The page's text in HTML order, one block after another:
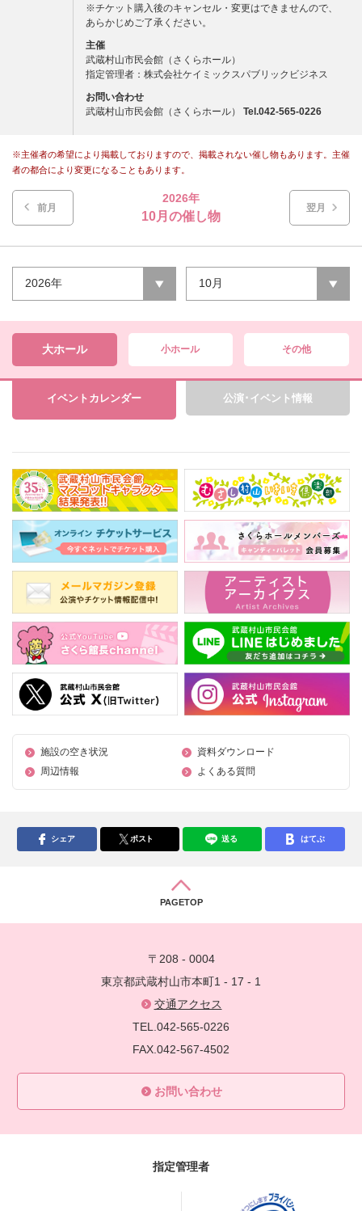
※チケット購入後のキャンセル・変更はできませんので、
あらかじめご了承ください。
主催
武蔵村山市民会館（さくらホール）
指定管理者：株式会社ケイミックスパブリックビジネス
お問い合わせ
武蔵村山市民会館（さくらホール） Tel.042-565-0226
※主催者の希望により掲載しておりますので、掲載されない催し物もあります。主催
者の都合により変更になることもあります。
翌月
前月
2026年
10月の催し物
2026年 10月
大ホール 小ホール その他
イベントカレンダー 公演･イベント情報
施設の空き状況
資料ダウンロード
周辺情報
よくある質問
シェア ポスト 送る はてぶ
PAGETOP
〒208 - 0004
東京都武蔵村山市本町1 - 17 - 1
交通アクセス
TEL.042-565-0226
FAX.042-567-4502
お問い合わせ
指定管理者